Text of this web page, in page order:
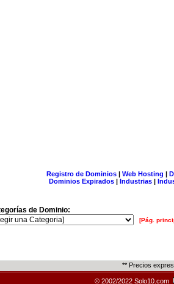
Registro de Dominios| Web Hosting |
Dominios Expirados | Industrias |
de Dominio:
[Pág.
** Precios
© 2002/2022 Solo10.com